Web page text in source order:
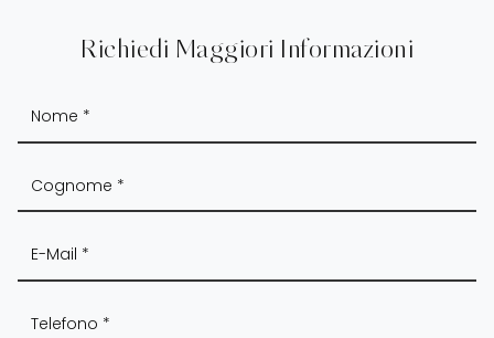
Richiedi Maggiori Informazioni